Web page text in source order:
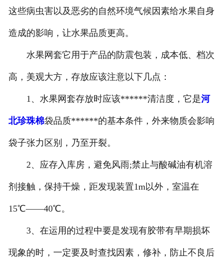
这些病虫害以及恶劣的自然环境气候因素给水果自身
造成的影响，让水果品质更高。
水果网套它用于产品的防震包装，成本低、档次
高，美观大方，存放应该注意以下几点：
1、水果网套存放时应该******清洁度，它是河
北珍珠棉袋品质******的基本条件，外来物质会影响
袋子张力区别，乃至开裂。
2、应存入库房，避免风雨;禁止与酸碱油有机溶
剂接触，保持干燥，距发现装置1m以外，室温在
15℃——40℃。
3、在运用的过程中要是发现有胶带有早期损坏
现象的时，一定要及时查找因素，修补，防止不良后